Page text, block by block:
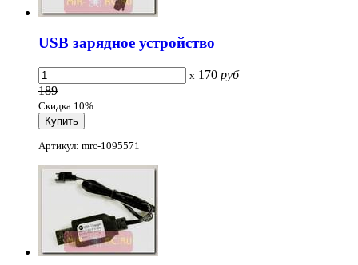
USB зарядное устройство
x 170 руб
189
Скидка 10%
Артикул: mrc-1095571